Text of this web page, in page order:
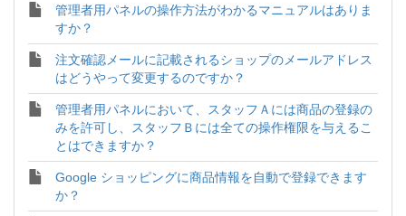
管理者用パネルの操作方法がわかるマニュアルはありま
すか？
注文確認メールに記載されるショップのメールアドレス
はどうやって変更するのですか？
管理者用パネルにおいて、スタッフＡには商品の登録の
みを許可し、スタッフＢには全ての操作権限を与えるこ
とはできますか？
Google ショッピングに商品情報を自動で登録できます
か？